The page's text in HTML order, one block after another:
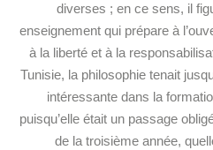
diverses ; en ce sens, il
enseignement qui prépare à
à la liberté et à la
Tunisie, la philosophie tenait
intéressante dans la
puisqu’elle était un passage
de la troisième année,